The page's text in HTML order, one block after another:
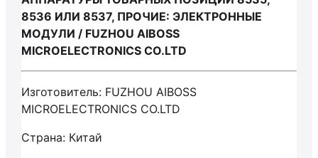
8536 ИЛИ 8537, ПРОЧИЕ: ЭЛЕКТРОННЫЕ
МОДУЛИ / FUZHOU AIBOSS
MICROELECTRONICS CO.LTD
Изготовитель: FUZHOU AIBOSS
MICROELECTRONICS CO.LTD
Страна: Китай